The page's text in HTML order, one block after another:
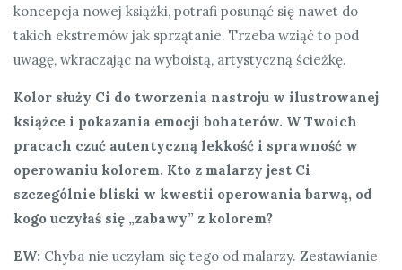
koncepcja nowej książki, potrafi posunąć się nawet do
takich ekstremów jak sprzątanie. Trzeba wziąć to pod
uwagę, wkraczając na wyboistą, artystyczną ścieżkę.
Kolor służy Ci do tworzenia nastroju w ilustrowanej
książce i pokazania emocji bohaterów. W Twoich
pracach czuć autentyczną lekkość i sprawność w
operowaniu kolorem. Kto z malarzy jest Ci
szczególnie bliski w kwestii operowania barwą, od
kogo uczyłaś się „zabawy” z kolorem?
EW: Chyba nie uczyłam się tego od malarzy. Zestawianie